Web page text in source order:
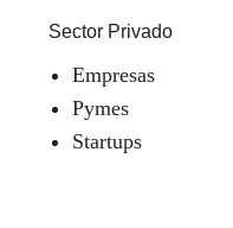
Sector Privado
Empresas
Pymes
Startups